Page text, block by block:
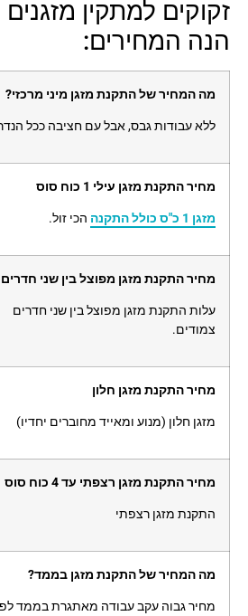
זקוקים למתקין
הנה המחירים:
מה המחיר של התקנת מזגן מיני מרכזי?
ללא עבודות גבס, אבל עם חציבה ככל
מחיר התקנת מזגן עילי 1 כוח סוס
מזגן 1 כ"ס כולל התקנה הכי זול.
מחיר התקנת מזגן מפוצל בין שני חדרים
עלות התקנת מזגן מפוצל בין שני חדרים
צמודים.
מחיר התקנת מזגן חלון
מזגן חלון (מנוע ומאייד מחוברים יחדיו)
מחיר התקנת מזגן רצפתי עד 4 כוח סוס
התקנת מזגן רצפתי
מה המחיר של התקנת מזגן בממד?
מחיר גבוה עקב עבודה מאתגרת בממד